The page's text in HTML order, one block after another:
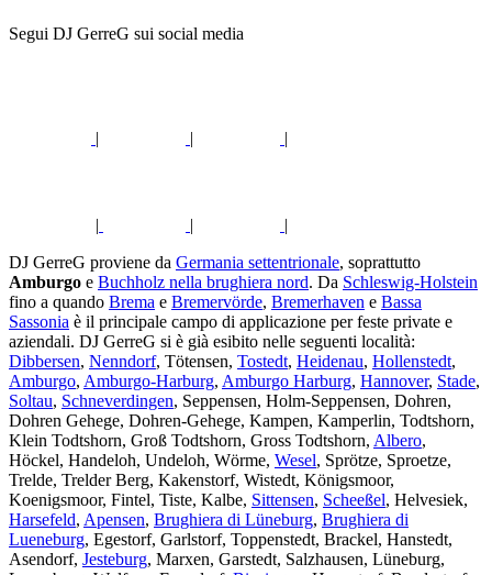
Segui DJ GerreG sui social media
| | |
| |
|
DJ GerreG proviene da Germania settentrionale, soprattutto
Amburgo e Buchholz nella brughiera nord. Da Schleswig-Holstein
fino a quando Brema e Bremervörde, Bremerhaven e Bassa
Sassonia è il principale campo di applicazione per feste private e
aziendali. DJ GerreG si è già esibito nelle seguenti località:
Dibbersen, Nenndorf, Tötensen, Tostedt, Heidenau, Hollenstedt,
Amburgo, Amburgo-Harburg, Amburgo Harburg, Hannover, Stade,
Soltau, Schneverdingen, Seppensen, Holm-Seppensen, Dohren,
Dohren Gehege, Dohren-Gehege, Kampen, Kamperlin, Todtshorn,
Klein Todtshorn, Groß Todtshorn, Gross Todtshorn, Albero,
Höckel, Handeloh, Undeloh, Wörme, Wesel, Sprötze, Sproetze,
Trelde, Trelder Berg, Kakenstorf, Wistedt, Königsmoor,
Koenigsmoor, Fintel, Tiste, Kalbe, Sittensen, Scheeßel, Helvesiek,
Harsefeld, Apensen, Brughiera di Lüneburg, Brughiera di
Lueneburg, Egestorf, Garlstorf, Toppenstedt, Brackel, Hanstedt,
Asendorf, Jesteburg, Marxen, Garstedt, Salzhausen, Lüneburg,